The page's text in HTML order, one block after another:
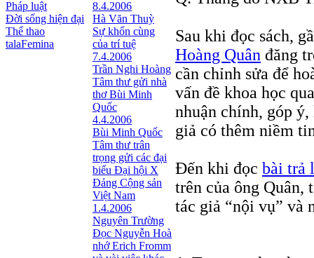
Pháp luật
Đời sống hiện đại
Thể thao
talaFemina
8.4.2006
Hà Văn Thuỳ
Sự khốn cùng
của trí tuệ
7.4.2006
Trần Nghi Hoàng
Tâm thư gửi nhà
thơ Bùi Minh
Quốc
4.4.2006
Bùi Minh Quốc
Tâm thư trân
trọng gửi các đại
biểu Đại hội X
Đảng Cộng sản
Việt Nam
1.4.2006
Nguyên Trường
Đọc Nguyễn Hoà
nhớ Erich Fromm
Sau khi đọc sách,
Hoàng Quân đăng
cần chỉnh sửa để
vấn đề khoa học
nhuận chính, góp
giả có thêm niềm
Đến khi đọc bài trả
trên của ông Quân,
tác giả “nội vụ” và